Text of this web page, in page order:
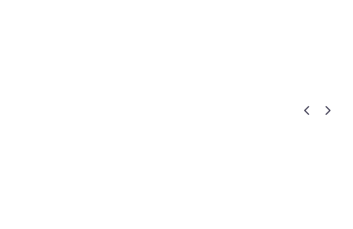
 